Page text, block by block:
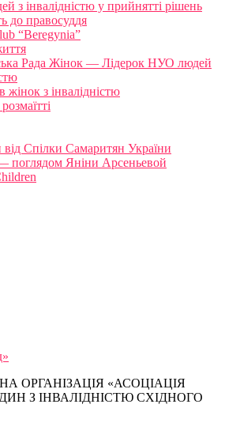
з інвалідністю у прийнятті рішень
до правосуддя
“Beregynia”
Рада Жінок — Лідерок НУО людей
жінок з інвалідністю
Спілки Самаритян України
поглядом Яніни Арсеньевой
ОРГАНІЗАЦІЯ «АСОЦІАЦІЯ
З ІНВАЛІДНІСТЮ СХІДНОГО